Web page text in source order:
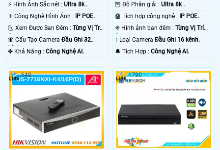
️⚡ Hình Ảnh Sắc nét : Ultra 8k .
✳️ Công Nghệ Hình Ảnh :
IP POE.
🌜 Xem Được Ban Đêm : Từng Vị Trí
Camera .
🐜 Cấu Tạo Camera Đầu Ghi 32
kênh.
️✤ Khả Năng : Công Nghệ AI.
🦉 Độ Phân giải :Ultra 8k .
🤖️ Tích hợp công nghệ :
IP POE.
❈ Hình ảnh ban đêm :Từng Vị Trí
Camera .
↕️ Loại CameraĐầu Ghi 16 kênh.
️🔔 Tích Hợp :Công Nghệ AI.
648 1790